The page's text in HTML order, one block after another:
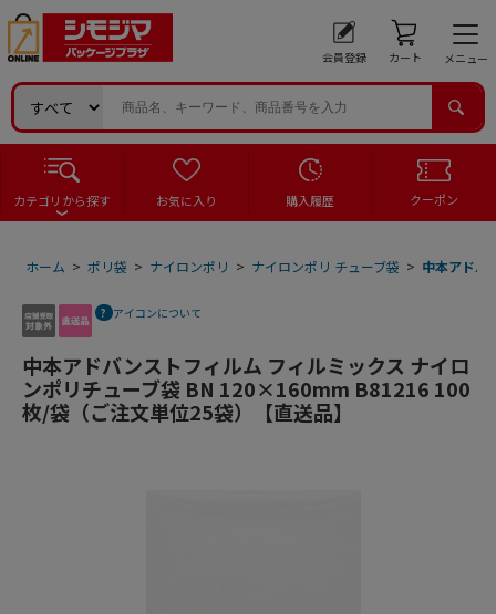
会員登録 カート メニュー
カテゴリから探す お気に入り 購入履歴 クーポン
ホーム > ポリ袋 > ナイロンポリ > ナイロンポリ チューブ袋 > 中本アドバ
アイコンについて
中本アドバンストフィルム フィルミックス ナイロ
ンポリチューブ袋 BN 120×160mm B81216 100
枚/袋（ご注文単位25袋）【直送品】